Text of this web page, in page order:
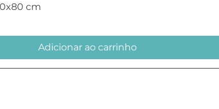
cm
Adicionar ao carrinho